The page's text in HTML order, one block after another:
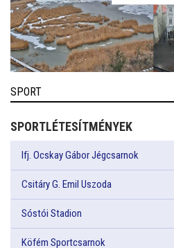
SPORT
SPORTLÉTESÍTMÉNYEK
Ifj. Ocskay Gábor Jégcsarnok
Csitáry G. Emil Uszoda
Sóstói Stadion
Köfém Sportcsarnok